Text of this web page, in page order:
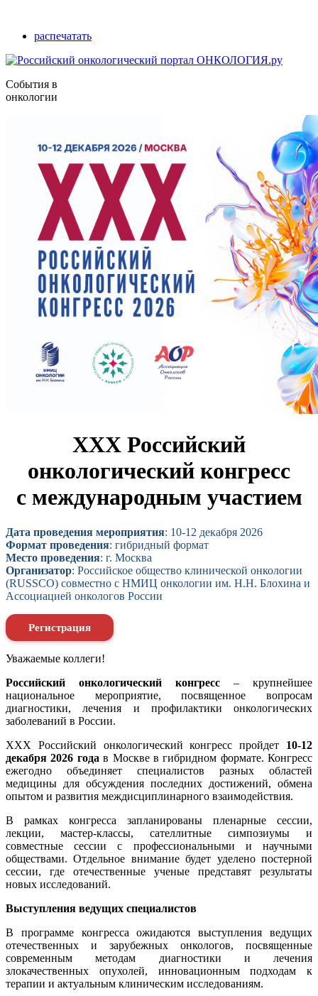
распечатать
События в
онкологии
XXX Российский
онкологический конгресс
с международным участием
Дата проведения мероприятия: 10-12 декабря 2026
Формат проведения: гибридный формат
Место проведения: г. Москва
Организатор: Российское общество клинической онкологии
(RUSSCO) совместно с НМИЦ онкологии им. Н.Н. Блохина и
Ассоциацией онкологов России
Регистрация
Уважаемые коллеги!
Российский онкологический конгресс – крупнейшее
национальное мероприятие, посвященное вопросам
диагностики, лечения и профилактики онкологических
заболеваний в России.
XXX Российский онкологический конгресс пройдет 10-12
декабря 2026 года в Москве в гибридном формате. Конгресс
ежегодно объединяет специалистов разных областей
медицины для обсуждения последних достижений, обмена
опытом и развития междисциплинарного взаимодействия.
В рамках конгресса запланированы пленарные сессии,
лекции, мастер-классы, сателлитные симпозиумы и
совместные сессии с профессиональными и научными
обществами. Отдельное внимание будет уделено постерной
сессии, где отечественные ученые представят результаты
новых исследований.
Выступления ведущих специалистов
В программе конгресса ожидаются выступления ведущих
отечественных и зарубежных онкологов, посвященные
современным методам диагностики и лечения
злокачественных опухолей, инновационным подходам к
терапии и актуальным клиническим исследованиям.